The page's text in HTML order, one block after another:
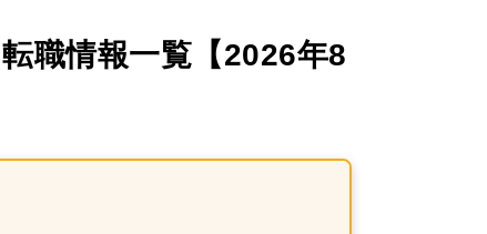
職情報一覧【2026年8